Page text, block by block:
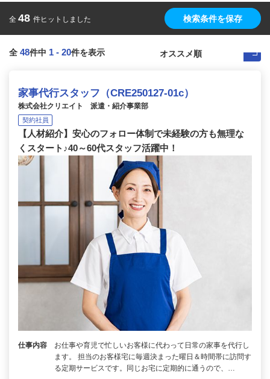
全 48 件ヒットしました 検索条件を保存
全 48件中 1 - 20件を表示
家事代行スタッフ（CRE250127-01c）
株式会社クリエイト 派遣・紹介事業部
契約社員
【人材紹介】安心のフォロー体制で未経験の方も無理な
くスタート♪40～60代スタッフ活躍中！
仕事内容
お仕事や育児で忙しいお客様に代わって日常の家事を代行し
ます。 担当のお客様宅に毎週決まった曜日＆時間帯に訪問す
る定期サービスです。同じお宅に定期的に通うので、…